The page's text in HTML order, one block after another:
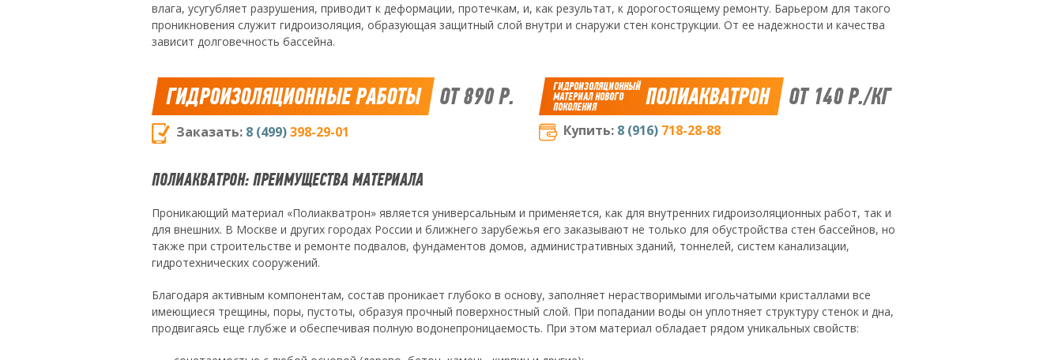
влага, усугубляет разрушения, приводит к деформации, протечкам, и, как результат, к дорогостоящему ремонту. Барьером для такого
проникновения служит гидроизоляция, образующая защитный слой внутри и снаружи стен конструкции. От ее надежности и качества
зависит долговечность бассейна.
ГИДРОИЗОЛЯЦИОННЫЕ РАБОТЫ ОТ 890 Р. ГИДРОИЗОЛЯЦИОННЫЙ
МАТЕРИАЛ НОВОГО
ПОКОЛЕНИЯ ПОЛИАКВАТРОН ОТ 140 Р./КГ
Заказать: 8 (499)398-29-01 Купить: 8 (916) 718-28-88
ПОЛИАКВАТРОН: ПРЕИМУЩЕСТВА МАТЕРИАЛА
Проникающий материал «Полиакватрон» является универсальным и применяется, как для внутренних гидроизоляционных работ, так и
для внешних. В Москве и других городах России и ближнего зарубежья его заказывают не только для обустройства стен бассейнов, но
также при строительстве и ремонте подвалов, фундаментов домов, административных зданий, тоннелей, систем канализации,
гидротехнических сооружений.
Благодаря активным компонентам, состав проникает глубоко в основу, заполняет нерастворимыми игольчатыми кристаллами все
имеющиеся трещины, поры, пустоты, образуя прочный поверхностный слой. При попадании воды он уплотняет структуру стенок и дна,
продвигаясь еще глубже и обеспечивая полную водонепроницаемость. При этом материал обладает рядом уникальных свойств: